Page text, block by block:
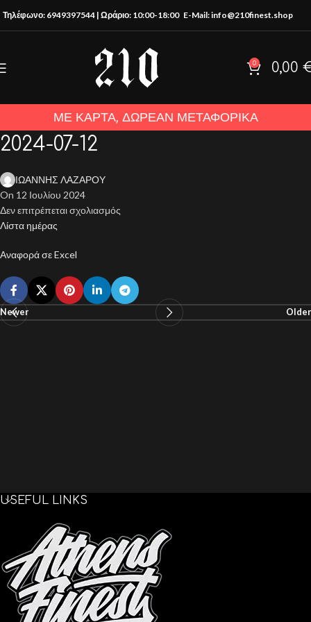
Τηλέφωνο: 6949397544 | Ωράριο: 10:00-18:00 E-Mail: info@210finest.shop
0 0,00
ΜΕ ΚΑΡΤΑ, ΔΩΡΕΑΝ ΜΕΤΑΦΟΡΙΚΑ
2024-07-12
ΙΩΑΝΝΗΣ ΛΑΖΑΡΟΥ
On 12 Ιουλίου 2024
Δεν επιτρέπεται σχολιασμός
Λίστα ημέρας
Αναφορά σε Excel
Newer Older
USEFUL LINKS